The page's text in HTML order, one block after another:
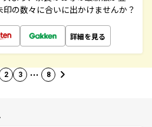
の数々に合いに出かけませんか？
詳細を見る
2 3 … 8